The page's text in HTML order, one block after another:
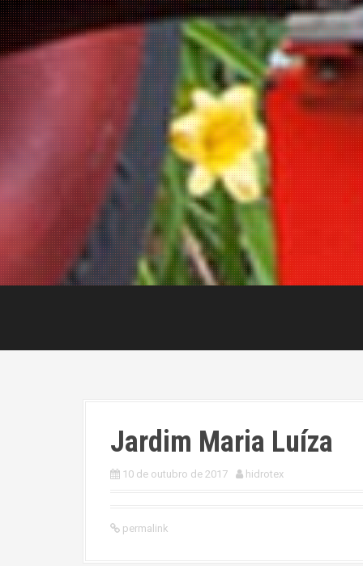
Jardim Maria Luíza
10 de outubro de 2017 hidrotex
permalink